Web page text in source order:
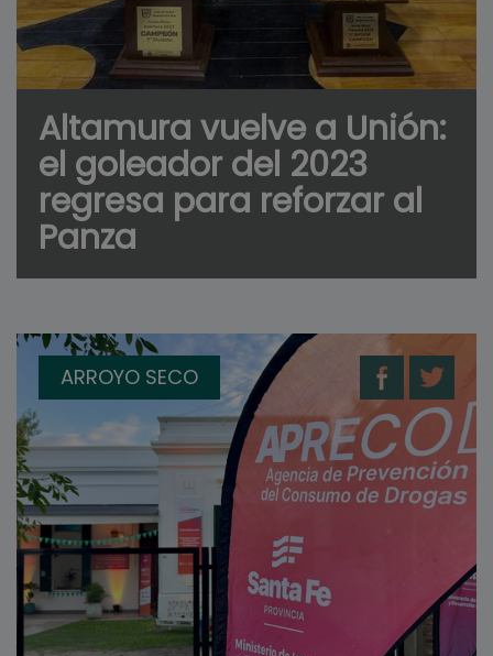
Altamura vuelve a Unión:
el goleador del 2023
regresa para reforzar al
Panza
ARROYO SECO